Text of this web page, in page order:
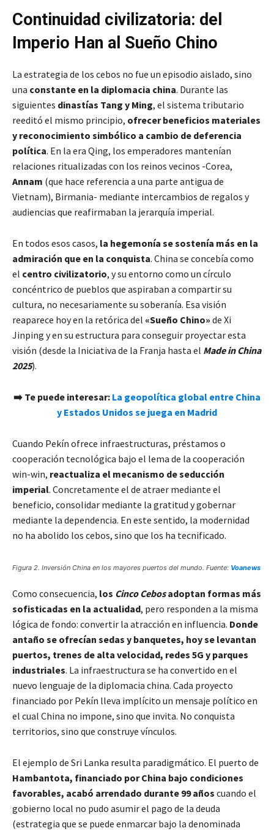
Continuidad civilizatoria: del
Imperio Han al Sueño Chino
La estrategia de los cebos no fue un episodio aislado, sino
una constante en la diplomacia china. Durante las
siguientes dinastías Tang y Ming, el sistema tributario
reeditó el mismo principio, ofrecer beneficios materiales
y reconocimiento simbólico a cambio de deferencia
política. En la era Qing, los emperadores mantenían
relaciones ritualizadas con los reinos vecinos -Corea,
Annam (que hace referencia a una parte antigua de
Vietnam), Birmania- mediante intercambios de regalos y
audiencias que reafirmaban la jerarquía imperial.
En todos esos casos, la hegemonía se sostenía más en la
admiración que en la conquista. China se concebía como
el centro civilizatorio, y su entorno como un círculo
concéntrico de pueblos que aspiraban a compartir su
cultura, no necesariamente su soberanía. Esa visión
reaparece hoy en la retórica del «Sueño Chino» de Xi
Jinping y en su estructura para conseguir proyectar esta
visión (desde la Iniciativa de la Franja hasta el Made in China
2025).
➡️ Te puede interesar: La geopolítica global entre China
y Estados Unidos se juega en Madrid
Cuando Pekín ofrece infraestructuras, préstamos o
cooperación tecnológica bajo el lema de la cooperación
win-win, reactualiza el mecanismo de seducción
imperial. Concretamente el de atraer mediante el
beneficio, consolidar mediante la gratitud y gobernar
mediante la dependencia. En este sentido, la modernidad
no ha abolido los cebos, sino que los ha tecnificado.
Figura 2. Inversión China en los mayores puertos del mundo. Fuente: Voanews
Como consecuencia, los Cinco Cebosadoptan formas más
sofisticadas en la actualidad, pero responden a la misma
lógica de fondo: convertir la atracción en influencia. Donde
antaño se ofrecían sedas y banquetes, hoy se levantan
puertos, trenes de alta velocidad, redes 5G y parques
industriales. La infraestructura se ha convertido en el
nuevo lenguaje de la diplomacia china. Cada proyecto
financiado por Pekín lleva implícito un mensaje político en
el cual China no impone, sino que invita. No conquista
territorios, sino que construye vínculos.
El ejemplo de Sri Lanka resulta paradigmático. El puerto de
Hambantota, financiado por China bajo condiciones
favorables, acabó arrendado durante 99 años cuando el
gobierno local no pudo asumir el pago de la deuda
(estrategia que se puede enmarcar bajo la denominada